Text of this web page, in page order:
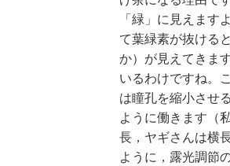
「緑」に見えま
て葉緑素が抜ける
か）が見えてきま
いるわけですね。
は瞳孔を縮小させ
ように働きます（
長，ヤギさんは横
ように，露光調節